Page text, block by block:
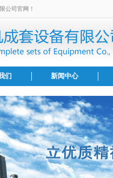
公司官网！
们 新闻中心